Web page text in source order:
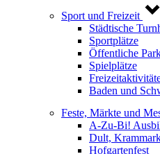
Sport und Freizeit
Städtische
Sportplätze
Öffentliche
Spielplätze
Baden und
Feste, Märkte und
A-Zu-Bi!
Dult,
Hofgartenfest